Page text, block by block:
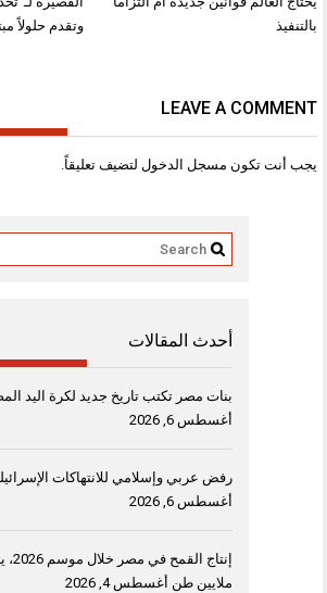
وتقدم حلولاً
بالتنفيذ
LEAVE A COMMENT
يجب أنت تكون مسجل الدخول لتضيف تعليقاً.
أحدث المقالات
بنات مصر تكتب تاريخ جديد لكرة اليد
أغسطس 6, 2026
رفض عربي وإسلامي للانتهاكات
أغسطس 6, 2026
ملايين طن أغسطس 4, 2026